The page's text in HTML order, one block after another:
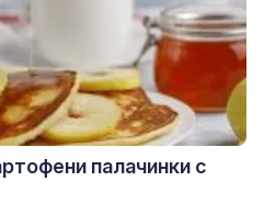
палачинки с